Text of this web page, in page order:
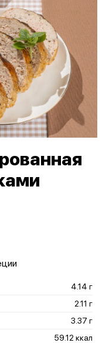
4.14 г
2.11 г
3.37 г
59.12 ккал